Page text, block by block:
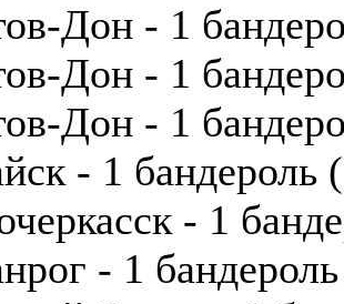
Дон - 1
Дон - 1
Дон - 1
- 1 бандероль
- 1
- 1